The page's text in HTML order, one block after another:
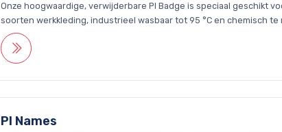
Onze hoogwaardige, verwijderbare PI Badge is speciaal geschikt
soorten werkkleding, industrieel wasbaar tot 95 °C en chemisch te
PI Names